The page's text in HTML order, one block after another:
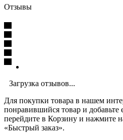
Отзывы
Загрузка отзывов...
Для покупки товара в нашем
понравившийся товар и добавьте
перейдите в Корзину и нажмите
«Быстрый заказ».